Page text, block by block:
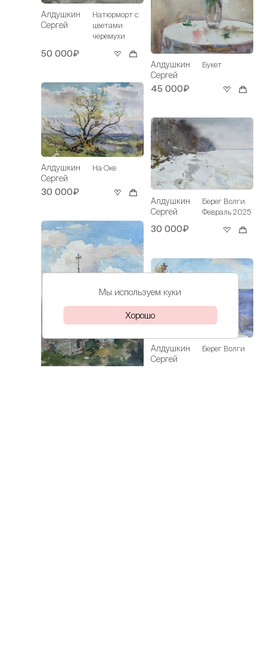
Алдушкин
Сергей
Натюрморт с
цветами
черемухи
50 000₽
Алдушкин
Сергей
На Оке
30 000₽
Алдушкин
Сергей
Букет
45 000₽
Алдушкин
Сергей
Берег Волги.
Февраль 2025
30 000₽
Алдушкин
Сергей
Берег Волги
Мы используем куки
Хорошо